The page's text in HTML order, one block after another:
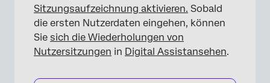
Sitzungsaufzeichnung aktivieren. Sobald
die ersten Nutzerdaten eingehen, können
Sie sich die Wiederholungen von
Nutzersitzungen in Digital Assistansehen.